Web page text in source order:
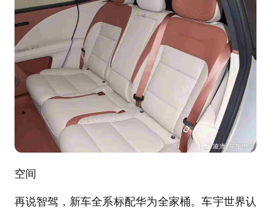
空间
再说智驾，新车全系标配华为全家桶。车宇世界认